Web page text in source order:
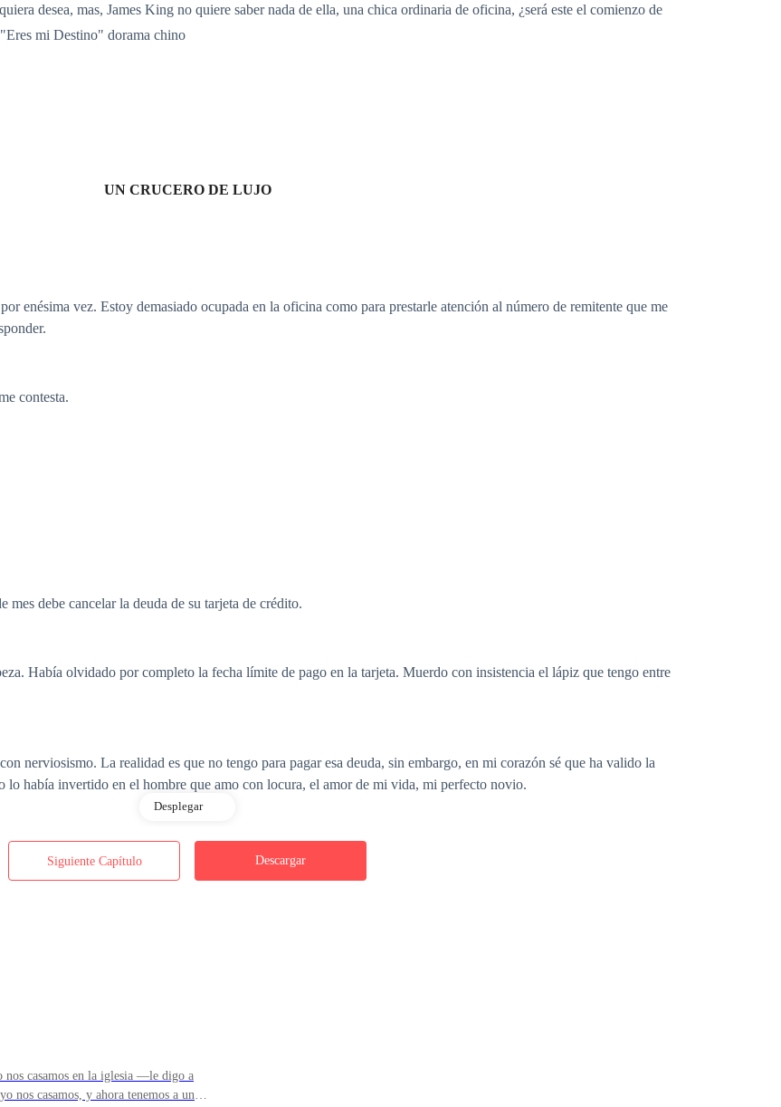
desea, mas, James King no quiere saber nada de ella, una chica ordinaria de oficina, ¿será este el comienzo de
mi Destino" dorama chino
UN CRUCERO DE LUJO
enésima vez. Estoy demasiado ocupada en la oficina como para prestarle atención al número de remitente que me
contesta.
debe cancelar la deuda de su tarjeta de crédito.
Había olvidado por completo la fecha límite de pago en la tarjeta. Muerdo con insistencia el lápiz que tengo entre
La realidad es que no tengo para pagar esa deuda, sin embargo, en mi corazón sé que ha valido la
lo había invertido en el hombre que amo con locura, el amor de mi vida, mi perfecto novio.
voz tan apacible que me provoca escalofríos. Cuelgo la llamada y me arrojo dramática sobre la mesa del escritorio.
salir. Estoy apurada porque se supone que hoy me veré con él. Observo la foto que tengo en el escritorio y suspiro al
Desplegar
Siguiente Capítulo Descargar
casamos en la iglesia —le digo a
nos casamos, y ahora tenemos a un